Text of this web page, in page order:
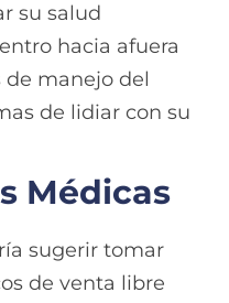
su salud
hacia afuera
manejo del
de lidiar con su
Médicas
sugerir tomar
de venta libre